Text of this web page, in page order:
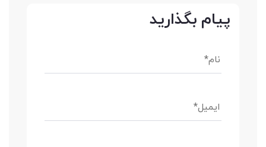
پیام بگذارید